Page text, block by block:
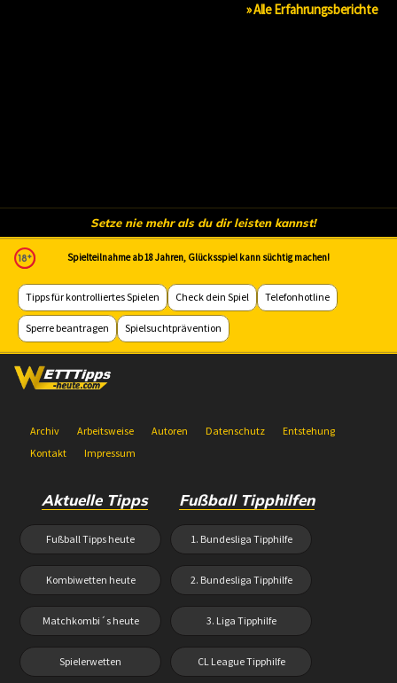
» Alle Erfahrungsberichte
Setze nie mehr als du dir leisten kannst!
Spielteilnahme ab 18 Jahren, Glücksspiel kann süchtig machen!
Tipps für kontrolliertes Spielen Check dein Spiel Telefonhotline
Sperre beantragen Spielsuchtprävention
Archiv Arbeitsweise Autoren Datenschutz
Entstehung
Kontakt
Impressum
Aktuelle Tipps
Fußball Tipps heute
Kombiwetten heute
Matchkombi´s heute
Spielerwetten
Fußball Tipphilfen
1. Bundesliga Tipphilfe
2. Bundesliga Tipphilfe
3. Liga Tipphilfe
CL League Tipphilfe